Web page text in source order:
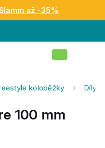
až -35%
Nákupní
koloběžky Díly
100 mm